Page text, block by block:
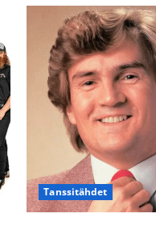
Yllätys!
Marko
Maunuksela
lopettaa
radiossa
ja
muuttaa
Ouluun
–
lapsenlapsi
innoittajana
Tanssitähdet